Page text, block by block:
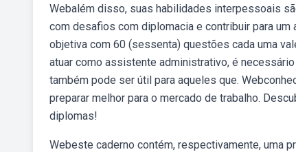
Webalém disso, suas habilidades interpessoais
com desafios com diplomacia e contribuir para
objetiva com 60 (sessenta) questões cada uma
atuar como assistente administrativo, é
também pode ser útil para aqueles que.
preparar melhor para o mercado de trabalho.
diplomas!
Webeste caderno contém, respectivamente, uma